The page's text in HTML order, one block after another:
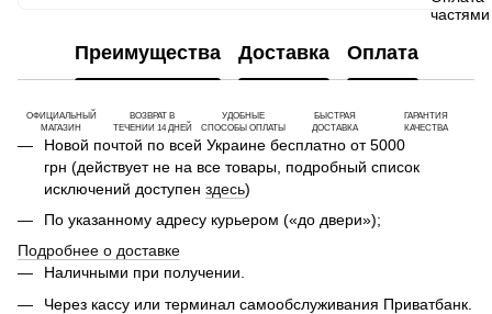
Преимущества Доставка Оплата
ОФИЦИАЛЬНЫЙ
МАГАЗИН
ВОЗВРАТ В
ТЕЧЕНИИ 14 ДНЕЙ
УДОБНЫЕ
СПОСОБЫ ОПЛАТЫ
БЫСТРАЯ
ДОСТАВКА
ГАРАНТИЯ
КАЧЕСТВА
Новой почтой по всей Украине бесплатно от 5000
грн (действует не на все товары, подробный список
исключений доступен здесь)
По указанному адресу курьером («до двери»);
Подробнее о доставке
Наличными при получении.
Через кассу или терминал самообслуживания Приватбанк.